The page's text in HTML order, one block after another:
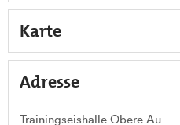
Karte
Adresse
Trainingseishalle Obere Au